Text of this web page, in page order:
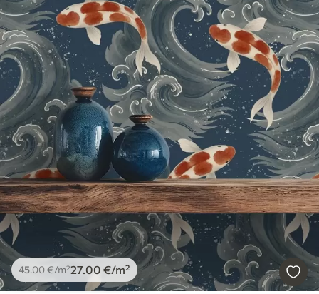
45.00€/m²27.00 €/m²